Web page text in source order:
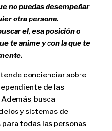
no puedas desempeñar
otra persona.
el, esa posición o
te anime y con la que te
concienciar sobre
de las
busca
y sistemas de
todas las personas